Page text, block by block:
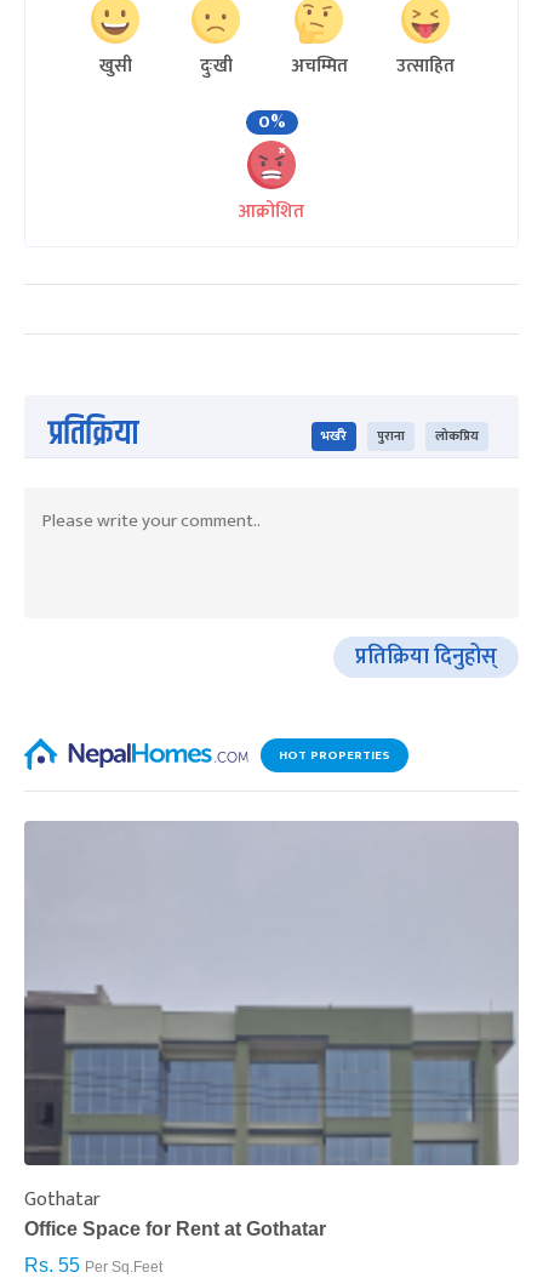
खुसी दुःखी अचम्मित
उत्साहित
0%
आक्रोशित
प्रतिक्रिया भर्खरै पुराना लोकप्रिय
प्रतिक्रिया दिनुहोस्
HOT PROPERTIES
Gothatar
Office Space for Rent at Gothatar
Rs. 55 Per Sq.Feet